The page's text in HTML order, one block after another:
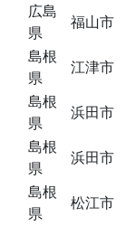
広島
県
福山市
島根
県
江津市
島根
県
浜田市
島根
県
浜田市
島根
県
松江市